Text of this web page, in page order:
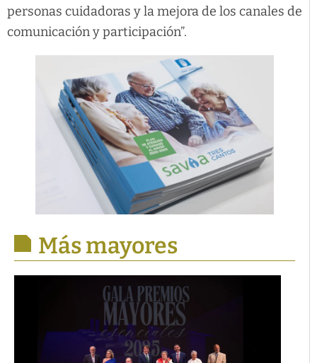
personas cuidadoras y la mejora de los canales de
comunicación y participación”.
Más mayores